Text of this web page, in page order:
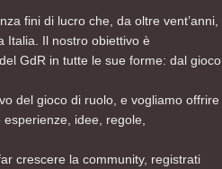
fini di lucro che, da oltre vent’anni,
Italia. Il nostro obiettivo è
GdR in tutte le sue forme: dal gioco
del gioco di ruolo, e vogliamo offrire
idee, regole,
crescere la community, registrati